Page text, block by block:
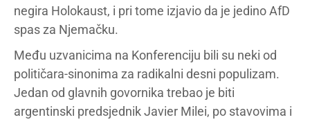
negira Holokaust, i pri tome izjavio da je jedino AfD
spas za Njemačku.
Među uzvanicima na Konferenciju bili su neki od
političara-sinonima za radikalni desni populizam.
Jedan od glavnih govornika trebao je biti
argentinski predsjednik Javier Milei, po stavovima i